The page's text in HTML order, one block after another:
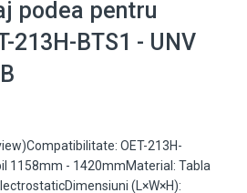
podea pentru
213H-BTS1 - UNV
OET-213H-
1158mm - 1420mmMaterial: Tabla
(L×W×H):